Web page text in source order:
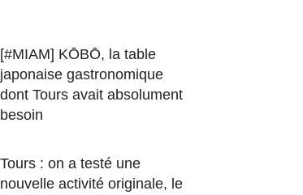
[#MIAM] KŌBŌ, la table
japonaise gastronomique
dont Tours avait absolument
besoin
Tours : on a testé une
nouvelle activité originale, le